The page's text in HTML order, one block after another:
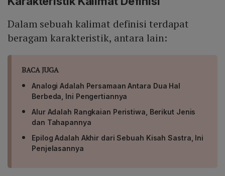
Dalam sebuah kalimat definisi terdapat
beragam karakteristik, antara lain:
BACA JUGA
Analogi Adalah Persamaan Antara Dua Hal
Berbeda, Ini Pengertiannya
Alur Adalah Rangkaian Peristiwa, Berikut Jenis
dan Tahapannya
Epilog Adalah Akhir dari Sebuah Kisah Sastra, Ini
Penjelasannya